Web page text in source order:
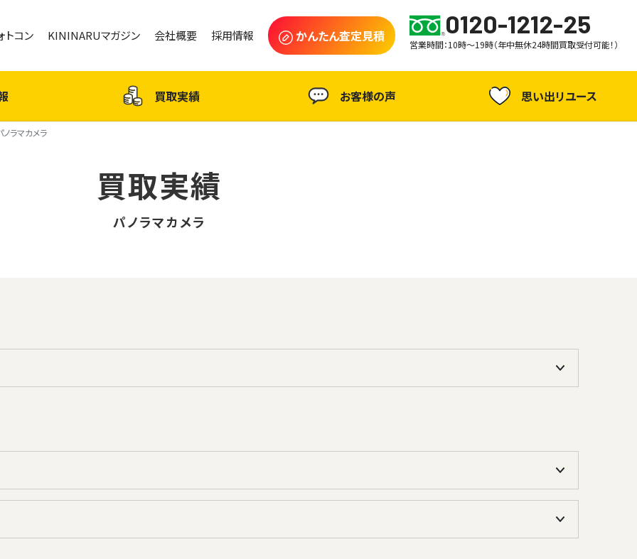
トコン KININARUマガジン 会社概要 採用情報 かんたん査定見積 0120-1212-25
営業時間：10時～19時（年中無休24時間買取受付可能！）
買取実績 お客様の声 思い出リユース
ノラマカメラ
買取実績
パノラマカメラ